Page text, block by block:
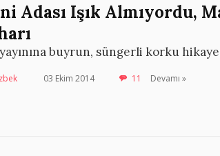
Adası Işık Almıyordu,
buyrun, süngerli korku
03 Ekim 2014 11 Devamı »